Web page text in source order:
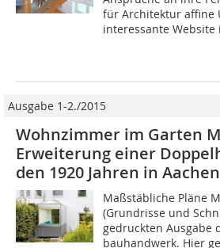
für Architektur affine
interessante Website
Ausgabe 1-2./2015
Wohnzimmer im Garten
Erweiterung einer
den 1920 Jahren in Aachen
Maßstäbliche Pläne
(Grundrisse und
gedruckten Ausgabe
bauhandwerk. Hier